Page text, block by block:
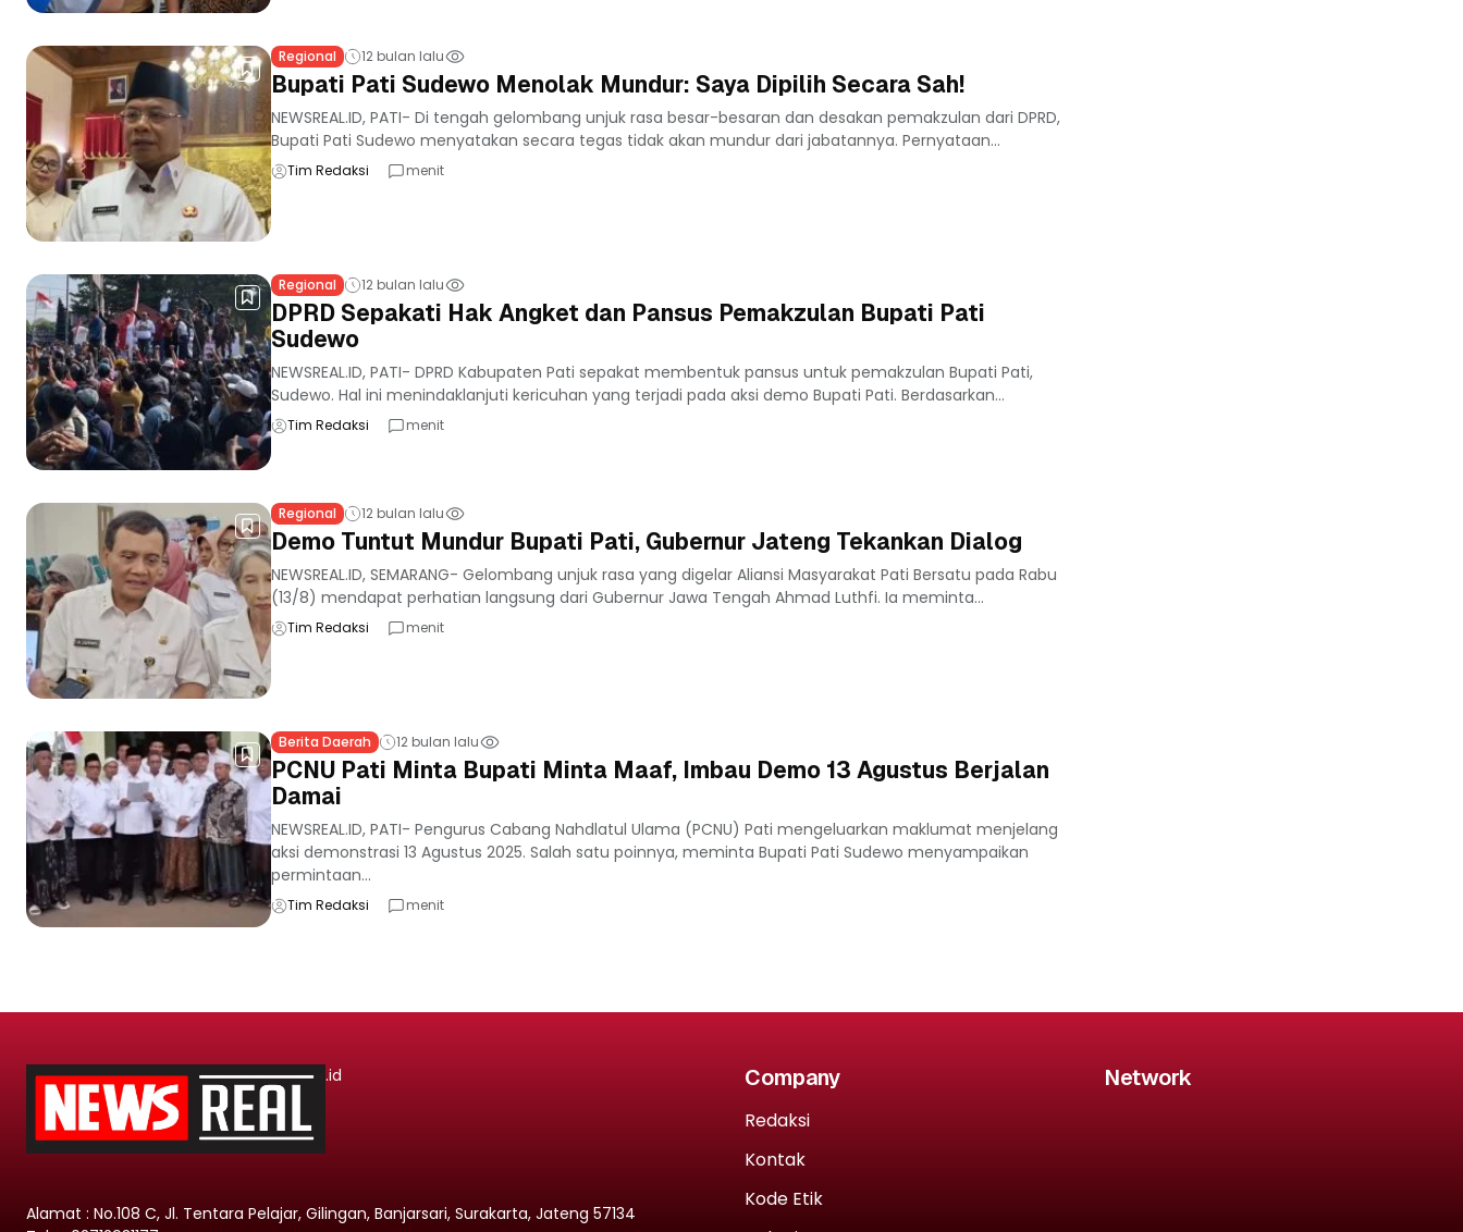
Regional 12 bulan lalu
Bupati Pati Sudewo Menolak Mundur: Saya Dipilih Secara Sah!
NEWSREAL.ID, PATI- Di tengah gelombang unjuk rasa besar-besaran dan desakan pemakzulan dari DPRD,
Bupati Pati Sudewo menyatakan secara tegas tidak akan mundur dari jabatannya. Pernyataan...
Tim Redaksi menit
Regional 12 bulan lalu
DPRD Sepakati Hak Angket dan Pansus Pemakzulan Bupati Pati
Sudewo
NEWSREAL.ID, PATI- DPRD Kabupaten Pati sepakat membentuk pansus untuk pemakzulan Bupati Pati,
Sudewo. Hal ini menindaklanjuti kericuhan yang terjadi pada aksi demo Bupati Pati. Berdasarkan...
Tim Redaksi menit
Regional 12 bulan lalu
Demo Tuntut Mundur Bupati Pati, Gubernur Jateng Tekankan Dialog
NEWSREAL.ID, SEMARANG- Gelombang unjuk rasa yang digelar Aliansi Masyarakat Pati Bersatu pada Rabu
(13/8) mendapat perhatian langsung dari Gubernur Jawa Tengah Ahmad Luthfi. Ia meminta...
Tim Redaksi menit
Berita Daerah 12 bulan lalu
PCNU Pati Minta Bupati Minta Maaf, Imbau Demo 13 Agustus Berjalan
Damai
NEWSREAL.ID, PATI- Pengurus Cabang Nahdlatul Ulama (PCNU) Pati mengeluarkan maklumat menjelang
aksi demonstrasi 13 Agustus 2025. Salah satu poinnya, meminta Bupati Pati Sudewo menyampaikan
permintaan...
Tim Redaksi menit
.id
Alamat : No.108 C, Jl. Tentara Pelajar, Gilingan, Banjarsari, Surakarta, Jateng 57134
Company
Redaksi
Kontak
Kode Etik
Network